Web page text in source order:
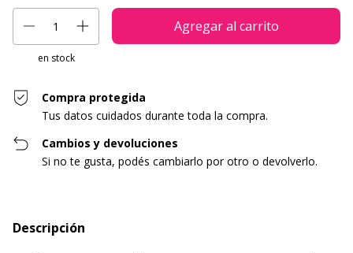
en stock
Compra protegida
Tus datos cuidados durante toda la compra.
Cambios y devoluciones
Si no te gusta, podés cambiarlo por otro o devolverlo.
Descripción